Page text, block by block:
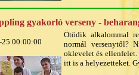
gyakorló verseny -
00:00:00
Ötödik alkalommal
normál versenytől?
oklevelet és
itt is a helyezetteket.